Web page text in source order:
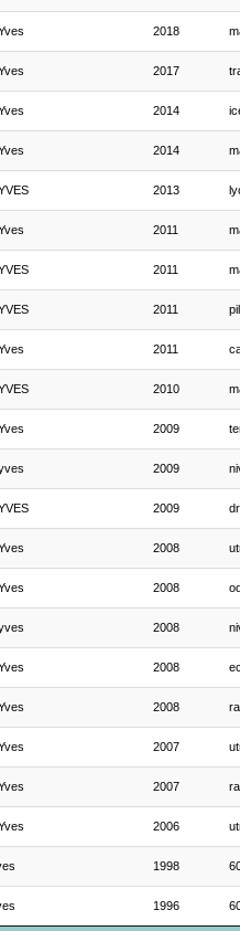
2018
2017
2014
2014
2013
2011
2011
2011
2011
2010
2009
2009
2009
2008
2008
2008
2008
2008
2007
2007
2006
1998
1996